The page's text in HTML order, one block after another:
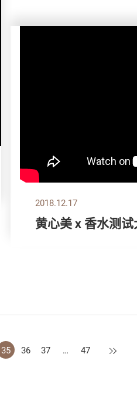
2018.12.17
黄心美 x 香水测
35 36 37 … 47 下一页